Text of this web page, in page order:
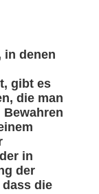
in denen
gibt es
die man
in
der
die